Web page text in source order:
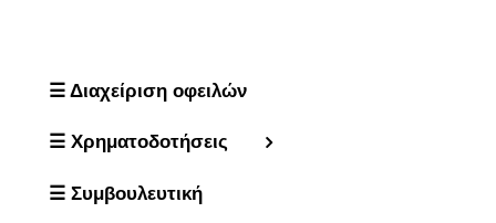
☰ Διαχείριση οφειλών
☰ Χρηματοδοτήσεις
☰ Συμβουλευτική